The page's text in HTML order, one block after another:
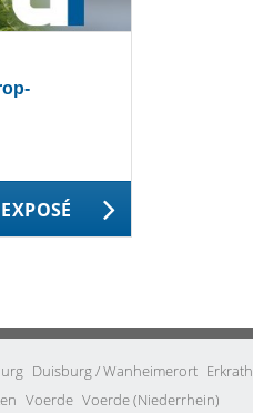
Duisburg / Wanheimerort Erkrath
Voerde Voerde (Niederrhein)